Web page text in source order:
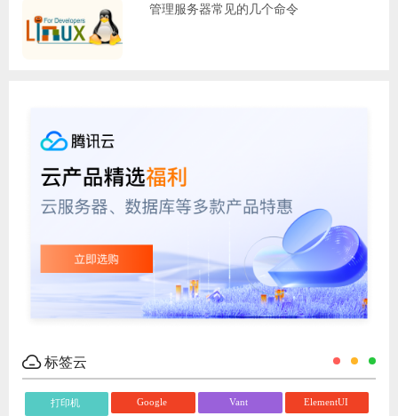
管理服务器常见的几个命令
标签云
打印机 Google Vant ElementUI